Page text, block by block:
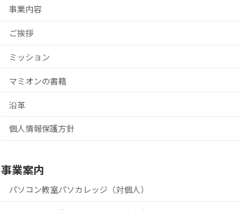
事業内容
ご挨拶
ミッション
マミオンの書籍
沿革
個人情報保護方針
事業案内
パソコン教室パソカレッジ（対個人）